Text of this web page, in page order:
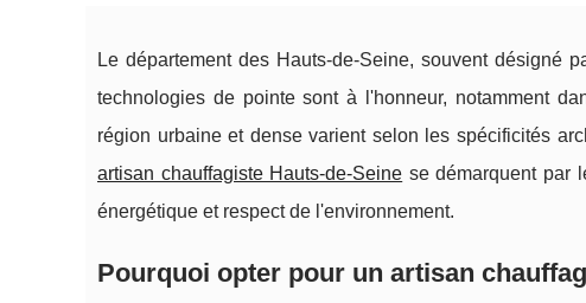
Le département des Hauts-de-Seine, souvent désigné
technologies de pointe sont à l'honneur, notamment
région urbaine et dense varient selon les spécificités
artisan chauffagiste Hauts-de-Seine se démarquent par
énergétique et respect de l'environnement.
Pourquoi opter pour un artisan